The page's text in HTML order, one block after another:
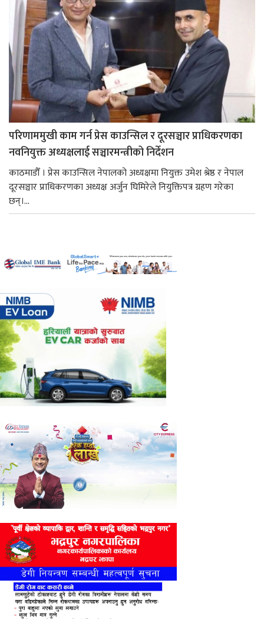
परिणाममुखी काम गर्न प्रेस काउन्सिल र दूरसञ्चार प्राधिकरणका
नवनियुक्त अध्यक्षलाई सञ्चारमन्त्रीको निर्देशन
काठमाडौँ । प्रेस काउन्सिल नेपालको अध्यक्षमा नियुक्त उमेश श्रेष्ठ र नेपाल
दूरसञ्चार प्राधिकरणका अध्यक्ष अर्जुन घिमिरेले नियुक्तिपत्र ग्रहण गरेका
छन्।...